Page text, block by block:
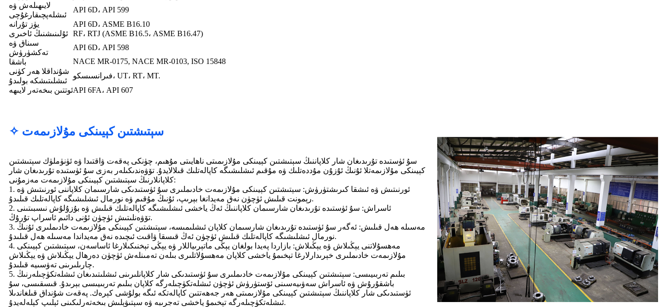
لايىھىلەش ۋە
ئىشلەپچىقارغۇچى
API 6D، API 599
يۈز تۇرانە
API 6D، ASME B16.10
ئۇلىنىشنىڭ ئاخىرى RF، RTJ (ASME B16.5، ASME B16.47)
سىناق ۋە
تەكشۈرۈش
API 6D، API 598
باشقا
NACE MR-0175, NACE MR-0103, ISO 15848
شۇنداقلا ھەر كۈنى
ئىشلىتىشكە بولىدۇ
فىرانسىسكو، UT، RT، MT.
ئوتتىن بىخەتەر لايىھەAPI 6FA، API 607
✧ سېتىشتىن كېيىنكى مۇلازىمەت
سۇ ئۈستىدە تۇرىدىغان شار كلاپاننىڭ سېتىشتىن كېيىنكى مۇلازىمىتى ناھايىتى مۇھىم، چۈنكى پەقەت ۋاقتىدا ۋە ئۈنۈملۈك سېتىشتىن
كېيىنكى مۇلازىمەتلا ئۇنىڭ ئۇزۇن مۇددەتلىك ۋە مۇقىم ئىشلىشىگە كاپالەتلىك قىلالايدۇ. تۆۋەندىكىلەر بەزى سۇ ئۈستىدە تۇرىدىغان شار
كلاپانلارنىڭ سېتىشتىن كېيىنكى مۇلازىمەت مەزمۇنى:
1. ئورنىتىش ۋە ئىشقا كىرىشتۈرۈش: سېتىشتىن كېيىنكى مۇلازىمەت خادىملىرى سۇ ئۈستىدىكى شارسىمان كلاپاننى ئورنىتىش ۋە
رېمونت قىلىش ئۈچۈن نەق مەيدانغا بېرىپ، ئۇنىڭ مۇقىم ۋە نورمال ئىشلىشىگە كاپالەتلىك قىلىدۇ.
2. ئاسراش: سۇ ئۈستىدە تۇرىدىغان شارسىمان كلاپاننىڭ ئەڭ ياخشى ئىشلىشىگە كاپالەتلىك قىلىش ۋە بۇزۇلۇش نىسبىتىنى
تۆۋەنلىتىش ئۈچۈن ئۇنى دائىم ئاسراپ تۇرۇڭ.
3. مەسىلە ھەل قىلىش: ئەگەر سۇ ئۈستىدە تۇرىدىغان شارسىمان كلاپان ئىشلىمىسە، سېتىشتىن كېيىنكى مۇلازىمەت خادىملىرى ئۇنىڭ
نورمال ئىشلىشىگە كاپالەتلىك قىلىش ئۈچۈن ئەڭ قىسقا ۋاقىت ئىچىدە نەق مەيداندا مەسىلە ھەل قىلىدۇ.
4. مەھسۇلاتنى يېڭىلاش ۋە يېڭىلاش: بازاردا پەيدا بولغان يېڭى ماتېرىياللار ۋە يېڭى تېخنىكىلارغا ئاساسەن، سېتىشتىن كېيىنكى
مۇلازىمەت خادىملىرى خېرىدارلارغا تېخىمۇ ياخشى كلاپان مەھسۇلاتلىرى بىلەن تەمىنلەش ئۈچۈن دەرھال يېڭىلاش ۋە يېڭىلاش
چارىلىرىنى تەۋسىيە قىلىدۇ.
5. بىلىم تەربىيىسى: سېتىشتىن كېيىنكى مۇلازىمەت خادىملىرى سۇ ئۈستىدىكى شار كلاپانلىرىنى ئىشلىتىدىغان ئىشلەتكۈچىلەرنىڭ
باشقۇرۇش ۋە ئاسراش سەۋىيەسىنى ئۆستۈرۈش ئۈچۈن ئىشلەتكۈچىلەرگە كلاپان بىلىم تەربىيىسى بېرىدۇ. قىسقىسى، سۇ
ئۈستىدىكى شار كلاپاننىڭ سېتىشتىن كېيىنكى مۇلازىمىتى ھەر جەھەتتىن كاپالەتكە ئىگە بولۇشى كېرەك. پەقەت شۇنداق قىلغاندىلا
ئىشلەتكۈچىلەرگە تېخىمۇ ياخشى تەجرىبە ۋە سېتىۋېلىش بىخەتەرلىكىنى ئېلىپ كېلەلەيدۇ.